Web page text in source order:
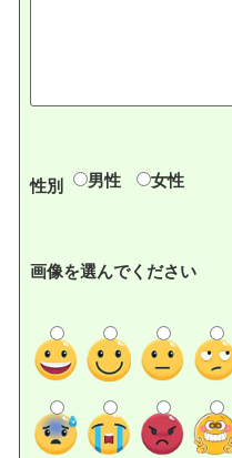
性別 男性 女性
画像を選んでください